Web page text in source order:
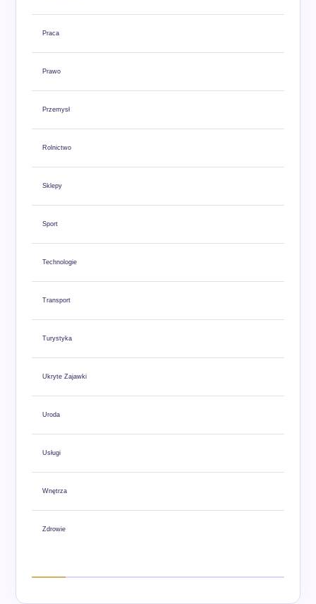
Praca
Prawo
Przemysł
Rolnictwo
Sklepy
Sport
Technologie
Transport
Turystyka
Ukryte Zajawki
Uroda
Usługi
Wnętrza
Zdrowie